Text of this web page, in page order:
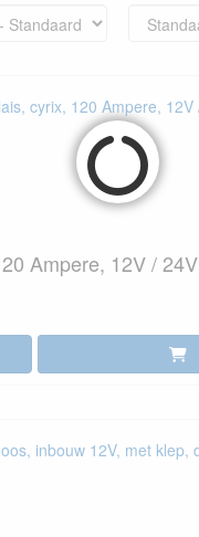
Ampere, 12V / 24V